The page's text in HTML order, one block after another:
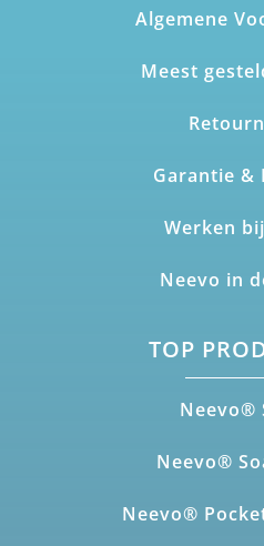
Algemene
Meest
Garantie &
Werken
Neevo in
TOP
Neevo®
Neevo®
Neevo®